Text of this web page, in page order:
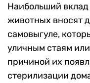
Наибольший
животных вносят
самовыгуле,
уличным стаям
причиной их
стерилизации